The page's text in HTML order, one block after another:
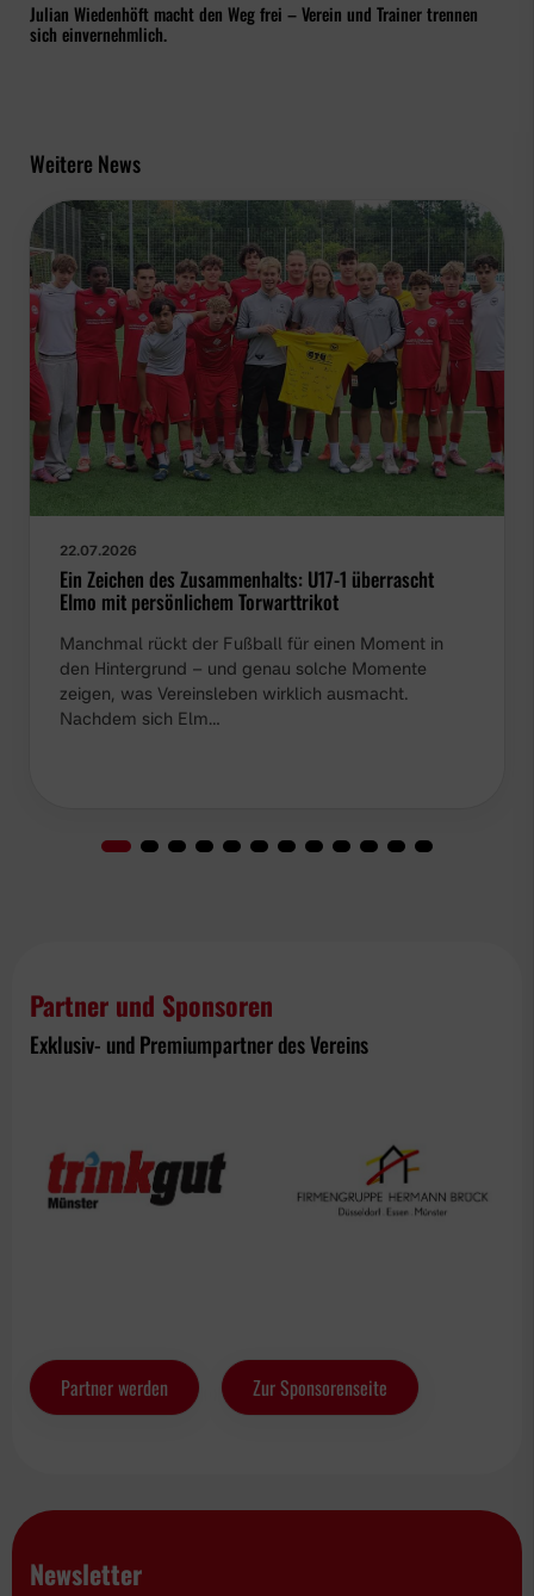
Julian Wiedenhöft macht den Weg frei – Verein und Trainer trennen
sich einvernehmlich.
Weitere News
22.07.2026
Ein Zeichen des Zusammenhalts: U17-1 überrascht
Elmo mit persönlichem Torwarttrikot
Manchmal rückt der Fußball für einen Moment in
den Hintergrund – und genau solche Momente
zeigen, was Vereinsleben wirklich ausmacht.
Nachdem sich Elm…
Partner und Sponsoren
Exklusiv- und Premiumpartner des Vereins
Partner werden Zur Sponsorenseite
Newsletter